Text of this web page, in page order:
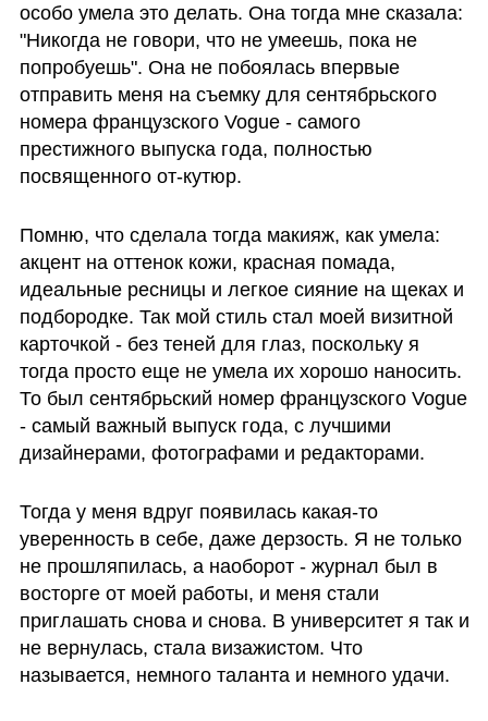
особо умела это делать. Она тогда мне сказала:
"Никогда не говори, что не умеешь, пока не
попробуешь". Она не побоялась впервые
отправить меня на съемку для сентябрьского
номера французского Vogue - самого
престижного выпуска года, полностью
посвященного от-кутюр.
Помню, что сделала тогда макияж, как умела:
акцент на оттенок кожи, красная помада,
идеальные ресницы и легкое сияние на щеках и
подбородке. Так мой стиль стал моей визитной
карточкой - без теней для глаз, поскольку я
тогда просто еще не умела их хорошо наносить.
То был сентябрьский номер французского Vogue
- самый важный выпуск года, с лучшими
дизайнерами, фотографами и редакторами.
Тогда у меня вдруг появилась какая-то
уверенность в себе, даже дерзость. Я не только
не прошляпилась, а наоборот - журнал был в
восторге от моей работы, и меня стали
приглашать снова и снова. В университет я так и
не вернулась, стала визажистом. Что
называется, немного таланта и немного удачи.